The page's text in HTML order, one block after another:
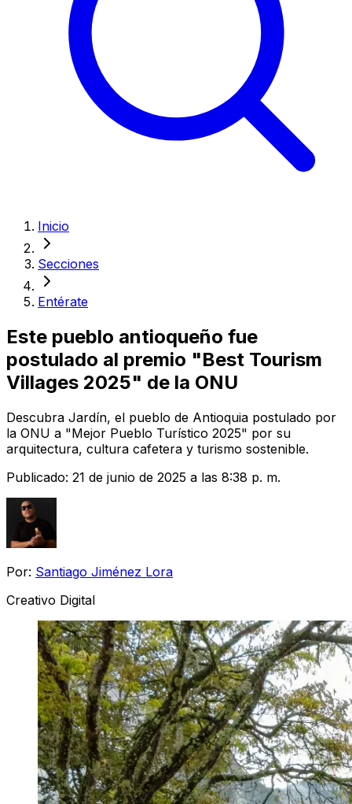
Inicio
Secciones
Entérate
Este pueblo antioqueño fue
postulado al premio "Best Tourism
Villages 2025" de la ONU
Descubra Jardín, el pueblo de Antioquia postulado por
la ONU a "Mejor Pueblo Turístico 2025" por su
arquitectura, cultura cafetera y turismo sostenible.
Publicado: 21 de junio de 2025 a las 8:38 p. m.
Por: Santiago Jiménez Lora
Creativo Digital